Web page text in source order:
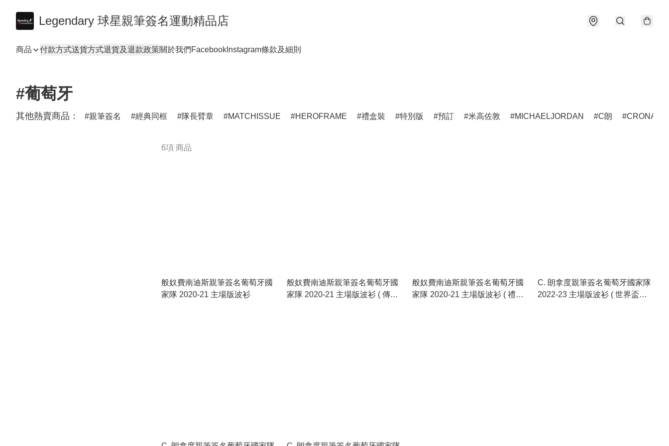
Legendary 球星親筆簽名運動精品店
商品 付款方式送貨方式退貨及退款政策關於我們 Facebook Instagram條款及細則
#葡萄牙
其他熱賣商品： 親筆簽名 經典同框 隊長臂章 MATCHISSUE HEROFRAME 禮盒裝 特別版 預訂 米高佐敦 MICHAELJORDAN C朗
6項 商品
般奴費南迪斯親筆簽名葡萄牙國
家隊 2020-21 主場版波衫
般奴費南迪斯親筆簽名葡萄牙國
家隊 2020-21 主場版波衫 ( 傳奇
般奴費南迪斯親筆簽名葡萄牙國
家隊 2020-21 主場版波衫 ( 禮盒
C. 朗拿度親筆簽名葡萄牙國家隊
2022-23 主場版波衫 ( 世界盃特